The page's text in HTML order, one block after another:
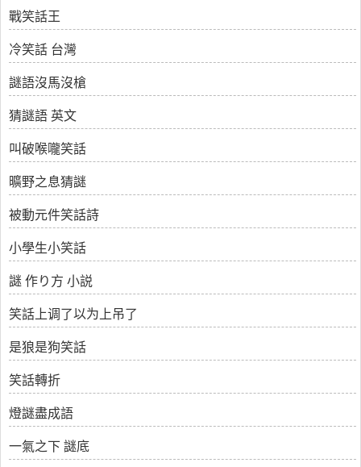
戰笑話王
冷笑話 台灣
謎語沒馬沒槍
猜謎語 英文
叫破喉嚨笑話
曠野之息猜謎
被動元件笑話詩
小學生小笑話
謎 作り方 小説
笑話上调了以为上吊了
是狼是狗笑話
笑話轉折
燈謎盡成語
一氣之下 謎底